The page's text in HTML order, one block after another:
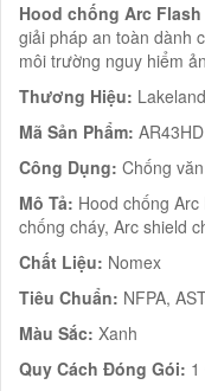
Hood chống Arc
giải pháp an toàn dành
môi trường nguy hiểm
Thương Hiệu: Lakeland
Mã Sản Phẩm: AR43HD
Công Dụng: Chống
Mô Tả: Hood chống
chống cháy, Arc shield
Chất Liệu: Nomex
Tiêu Chuẩn: NFPA,
Màu Sắc: Xanh
Quy Cách Đóng Gói: 1